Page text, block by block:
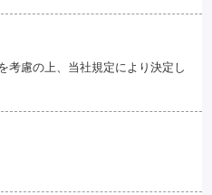
慮の上、当社規定により決定し